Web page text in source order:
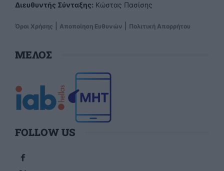
Διευθυντής Σύνταξης: Κώστας Πασίσης
Όροι Χρήσης Αποποίηση Ευθυνών Πολιτική Απορρήτου
ΜΕΛΟΣ
FOLLOW US